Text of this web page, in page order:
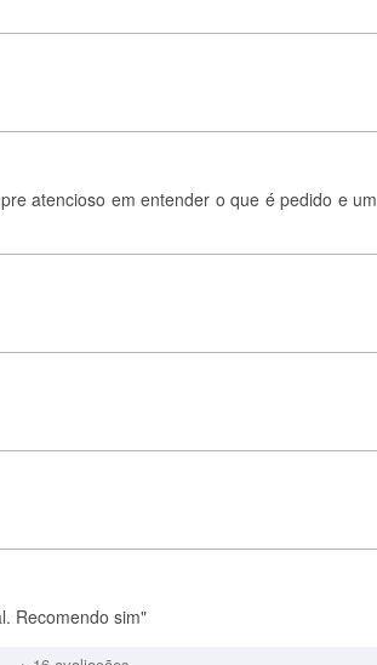
atencioso em entender o que é pedido e um
Recomendo sim"